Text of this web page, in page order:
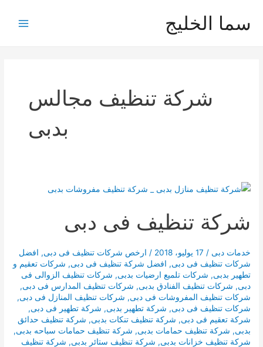
سما الخليج
شركة تنظيف مجالس
بدبى
شركة تنظيف فى دبى
خدمات دبى / 17 يوليو، 2018 / ارخص شركات تنظيف فى دبى, افضل
شركات تنظيف فى دبى, افضل شركة تنظيف فى دبى, شركات تعقيم و
تطهير بدبى, شركات تلميع ارضيات بدبى, شركات تنظيف الزوالى فى
دبى, شركات تنظيف الفنادق بدبى, شركات تنظيف المدارس فى دبى,
شركات تنظيف المفروشات فى دبى, شركات تنظيف المنازل فى دبى,
شركات تنظيف فى دبى, شركة تطهير بدبى, شركة تطهير فى دبى,
شركة تعقيم فى دبى, شركة تنظيف تنكات بدبى, شركة تنظيف حدائق
بدبى, شركة تنظيف حمامات بدبى, شركة تنظيف حمامات سباحه بدبى,
شركة تنظيف خزانات بدبى, شركة تنظيف ستائر بدبى, شركة تنظيف